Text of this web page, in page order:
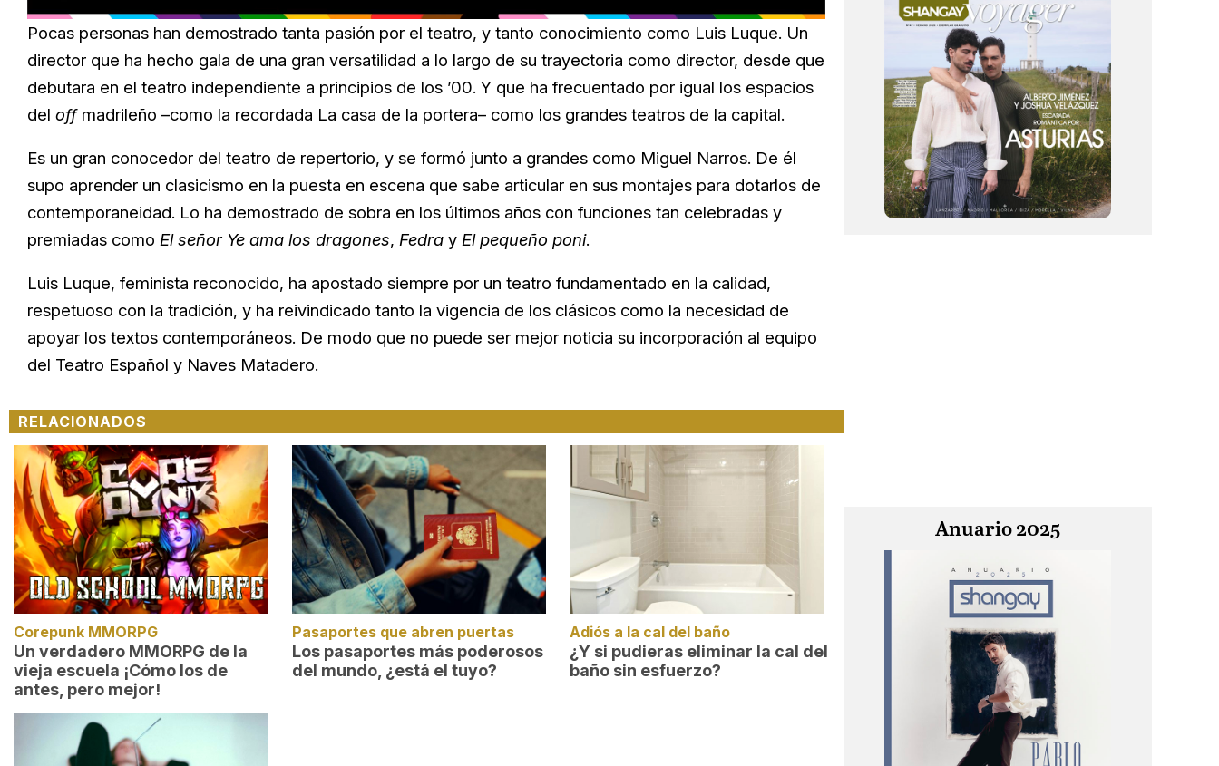
29.95%
Pocas personas han demostrado tanta pasión por el teatro, y tanto conocimiento como Luis Luque. Un
director que ha hecho gala de una gran versatilidad a lo largo de su trayectoria como director, desde que
debutara en el teatro independiente a principios de los ’00. Y que ha frecuentado por igual los espacios
del offmadrileño –como la recordada La casa de la portera– como los grandes teatros de la capital.
Es un gran conocedor del teatro de repertorio, y se formó junto a grandes como Miguel Narros. De él
supo aprender un clasicismo en la puesta en escena que sabe articular en sus montajes para dotarlos de
contemporaneidad. Lo ha demostrado de sobra en los últimos años con funciones tan celebradas y
premiadas como El señor Ye ama los dragones, Fedra y El pequeño poni.
Luis Luque, feminista reconocido, ha apostado siempre por un teatro fundamentado en la calidad,
respetuoso con la tradición, y ha reivindicado tanto la vigencia de los clásicos como la necesidad de
apoyar los textos contemporáneos. De modo que no puede ser mejor noticia su incorporación al equipo
del Teatro Español y Naves Matadero.
RELACIONADOS
Corepunk MMORPG
Un verdadero MMORPG de la
vieja escuela ¡Cómo los de
antes, pero mejor!
Pasaportes que abren puertas
Los pasaportes más poderosos
del mundo, ¿está el tuyo?
Adiós a la cal del baño
¿Y si pudieras eliminar la cal del
baño sin esfuerzo?
Anuario 2025